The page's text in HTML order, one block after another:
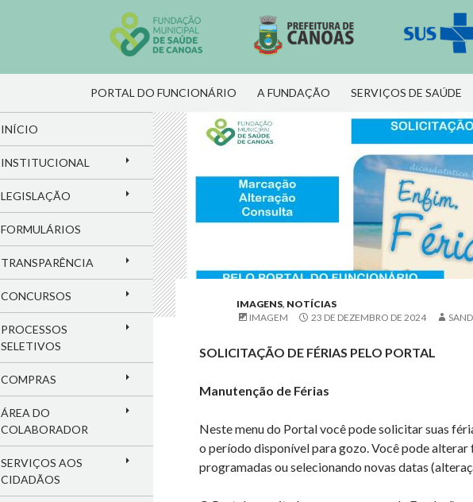
PORTAL DO FUNCIONÁRIO A FUNDAÇÃO SERVIÇOS DE SAÚDE
IMAGENS, NOTÍCIAS
IMAGEM
23 DE DEZEMBRO DE 2024
SOLICITAÇÃO DE FÉRIAS PELO PORTAL
Manutenção de Férias
Neste menu do Portal você pode solicitar suas
o período disponível para gozo. Você pode alterar
programadas ou selecionando novas datas
INÍCIO
INSTITUCIONAL
LEGISLAÇÃO
FORMULÁRIOS
TRANSPARÊNCIA
CONCURSOS
PROCESSOS
SELETIVOS
COMPRAS
ÁREA DO
COLABORADOR
SERVIÇOS AOS
CIDADÃOS